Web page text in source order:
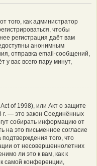
того, как администратор
чтобы
регистрация даёт вам
анонимным
отправка email-сообщений,
у вас всего пару минут,
of 1998), или Акт о защите
г. — это закон Соединённых
собирать информацию от
на это письменное согласие
того, что
от несовершеннолетних
ли это к вам, как к
самой конференции,